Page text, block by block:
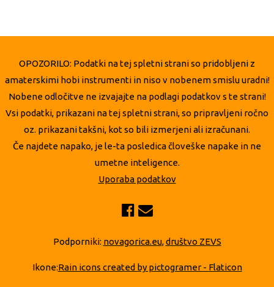
OPOZORILO: Podatki na tej spletni strani so pridobljeni z
amaterskimi hobi instrumenti in niso v nobenem smislu uradni!
Nobene odločitve ne izvajajte na podlagi podatkov s te strani!
Vsi podatki, prikazani na tej spletni strani, so pripravljeni ročno
oz. prikazani takšni, kot so bili izmerjeni ali izračunani.
Če najdete napako, je le-ta posledica človeške napake in ne
umetne inteligence.
Uporaba podatkov
Podporniki: novagorica.eu,društvo ZEVS
Ikone:Rain icons created by pictogramer - Flaticon